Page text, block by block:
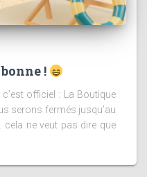
!
officiel : La Boutique
serons fermés jusqu’au
ne veut pas dire que